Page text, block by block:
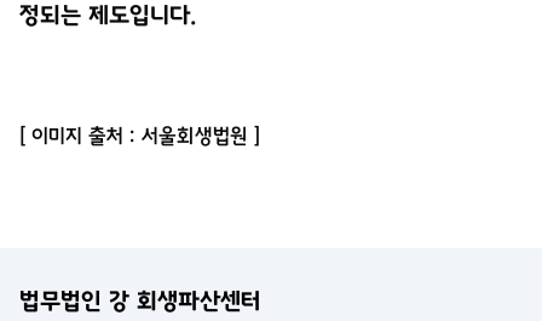
정되는 제도입니다.
[ 이미지 출처 : 서울회생법원 ]
법무법인 강 회생파산센터